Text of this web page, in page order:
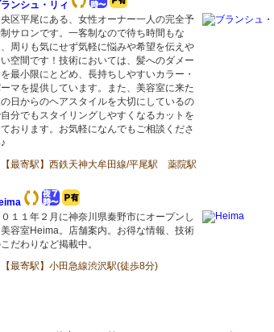
ンシュ・リィ
区平尾にある、女性オーナー一人の完全予
サロンです。一客制なので待ち時間もな
周りも気にせず気軽に悩みや希望を伝えや
空間です！技術においては、髪へのダメー
最小限にとどめ、長持ちしやすいカラー・
マを提供しています。また、美容室に来た
日からのヘアスタイルを大切にしているの
分でもスタイリングしやすくなるカットを
おります。お気軽になんでもご相談くださ
【最寄駅】西鉄天神大牟田線/平尾駅 薬院駅
１１年２月に神奈川県秦野市にオープンし
容室Heima。店舗案内。お得な情報、技術
だわりなど掲載中。
【最寄駅】小田急線渋沢駅(徒歩8分)